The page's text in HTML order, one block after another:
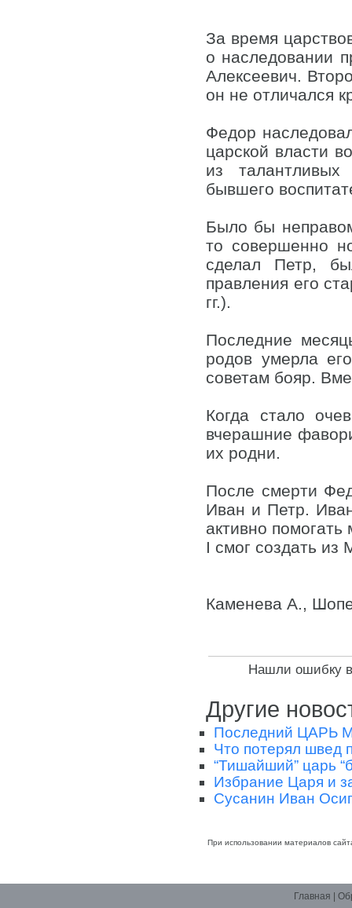
За время
о наследовании
Алексеевич.
он не отличался
Федор
царской власти
из
бывшего
Было бы
то совершенно
сделал Петр,
правления его
гг.).
Последние
родов умерла
советам бояр.
Когда стало
вчерашние
их родни.
После смерти
Иван и Петр.
активно
I смог создать из
Каменева А.,
Нашли ошибку в
Другие
Последний ЦАРЬ
Что потерял швед
“Тишайший” царь
Избрание Царя и
Сусанин Иван
При использовании материалов
Главная